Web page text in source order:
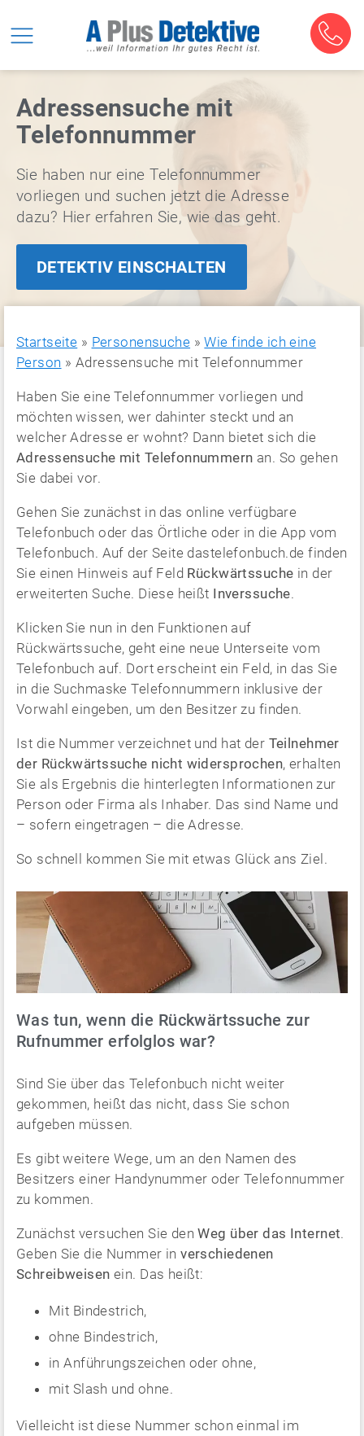
Adressensuche mit
Telefonnummer
Sie haben nur eine Telefonnummer
vorliegen und suchen jetzt die Adresse
dazu? Hier erfahren Sie, wie das geht.
DETEKTIV EINSCHALTEN
Startseite » Personensuche » Wie finde ich eine
Person » Adressensuche mit Telefonnummer
Haben Sie eine Telefonnummer vorliegen und
möchten wissen, wer dahinter steckt und an
welcher Adresse er wohnt? Dann bietet sich die
Adressensuche mit Telefonnummern an. So gehen
Sie dabei vor.
Gehen Sie zunächst in das online verfügbare
Telefonbuch oder das Örtliche oder in die App vom
Telefonbuch. Auf der Seite dastelefonbuch.de finden
Sie einen Hinweis auf Feld Rückwärtssuche in der
erweiterten Suche. Diese heißt Inverssuche.
Klicken Sie nun in den Funktionen auf
Rückwärtssuche, geht eine neue Unterseite vom
Telefonbuch auf. Dort erscheint ein Feld, in das Sie
in die Suchmaske Telefonnummern inklusive der
Vorwahl eingeben, um den Besitzer zu finden.
Ist die Nummer verzeichnet und hat der Teilnehmer
der Rückwärtssuche nicht widersprochen, erhalten
Sie als Ergebnis die hinterlegten Informationen zur
Person oder Firma als Inhaber. Das sind Name und
– sofern eingetragen – die Adresse.
So schnell kommen Sie mit etwas Glück ans Ziel.
Was tun, wenn die Rückwärtssuche zur
Rufnummer erfolglos war?
Sind Sie über das Telefonbuch nicht weiter
gekommen, heißt das nicht, dass Sie schon
aufgeben müssen.
Es gibt weitere Wege, um an den Namen des
Besitzers einer Handynummer oder Telefonnummer
zu kommen.
Zunächst versuchen Sie denWeg über das Internet.
Geben Sie die Nummer inverschiedenen
Schreibweisen ein. Das heißt:
Mit Bindestrich,
ohne Bindestrich,
in Anführungszeichen oder ohne,
mit Slash und ohne.
Vielleicht ist diese Nummer schon einmal im